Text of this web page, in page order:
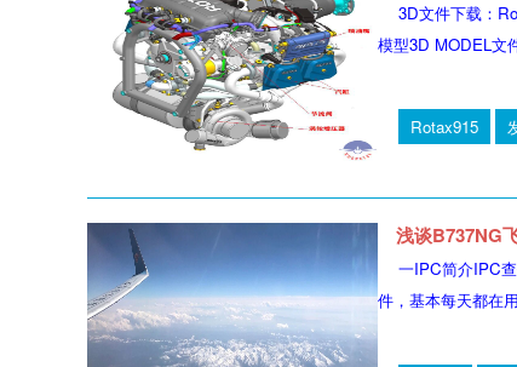
3D文件下载：
模型3D MODEL文
Rotax915
浅谈B737NG
一IPC简介IPC
件，基本每天都在